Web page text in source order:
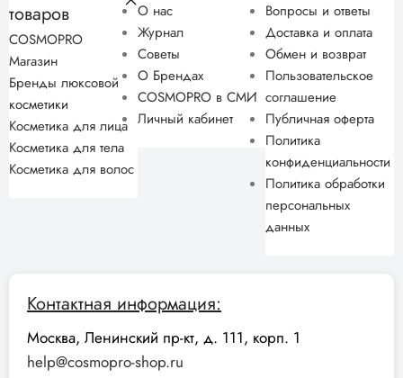
товаров
COSMOPRO
Магазин
Бренды люксовой
косметики
Косметика для лица
Косметика для тела
Косметика для волос
О нас
Журнал
Советы
О Брендах
COSMOPRO в СМИ
Личный кабинет
Вопросы и ответы
Доставка и оплата
Обмен и возврат
Пользовательское
соглашение
Публичная оферта
Политика
конфиденциальности
Политика обработки
персональных
данных
Контактная информация:
Москва, Ленинский пр-кт, д. 111, корп. 1
help@cosmopro-shop.ru